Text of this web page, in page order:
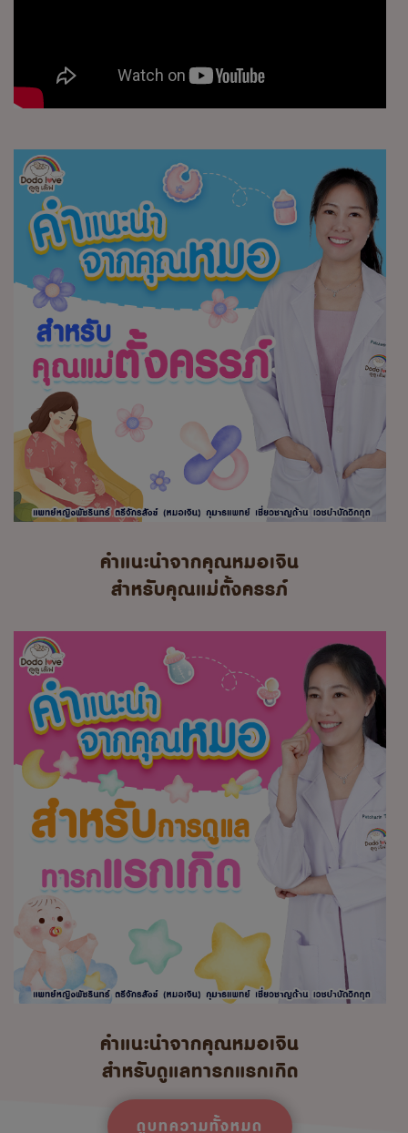
คำแนะนำจากคุณหมอเจิน
สำหรับคุณแม่ตั้งครรภ์
คำแนะนำจากคุณหมอเจิน
สำหรับดูแลทารกแรกเกิด
ดูบทความทั้งหมด